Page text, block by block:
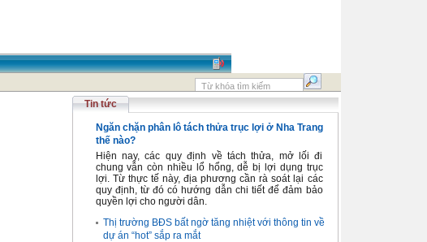
Tin tức
Ngăn chặn phân lô tách thửa trục lợi ở Nha Trang
thế nào?
Hiện nay, các quy định về tách thửa, mở lối đi
chung vẫn còn nhiều lổ hổng, dễ bị lợi dụng trục
lợi. Từ thực tế này, địa phương cần rà soát lại các
quy định, từ đó có hướng dẫn chi tiết để đảm bảo
quyền lợi cho người dân.
Thị trường BĐS bất ngờ tăng nhiệt với thông tin về
dự án “hot” sắp ra mắt